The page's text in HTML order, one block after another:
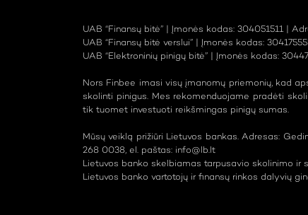
UAB “Finansų bitė” | Įmonės kodas: 304051511 |
UAB “Finansų bitė verslui” | Įmonės kodas:
UAB “Elektroninių pinigų bitė” | Įmonės kodas:
Nors Finbee imasi visų įmanomų priemonių, kad
skolinti pinigus. Mes rekomenduojame pradėti
tik tuomet investuoti reikšmingas pinigų sumas.
Mūsų veiklą prižiūri Lietuvos bankas. Adresas:
268 0038, el. paštas: info@lb.lt
Lietuvos banko skelbiamas tarpusavio skolinimo ir
Lietuvos banko vartotojų ir finansų rinkos dalyvių